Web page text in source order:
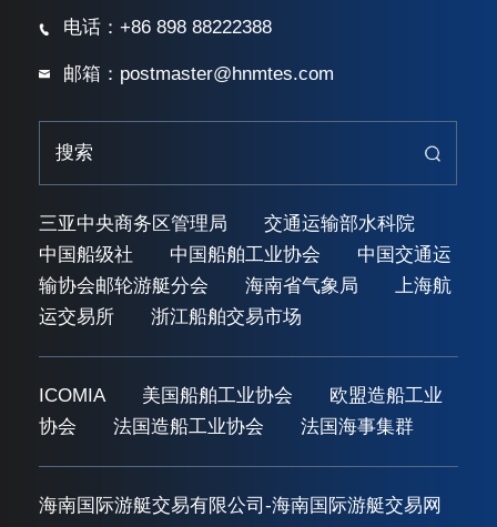
电话：+86 898 88222388
邮箱：postmaster@hnmtes.com
三亚中央商务区管理局
交通运输部水科院
中国船级社
中国船舶工业协会
中国交通运
输协会邮轮游艇分会
海南省气象局
上海航
运交易所
浙江船舶交易市场
ICOMIA 美国船舶工业协会
欧盟造船工业
协会
法国造船工业协会 法国海事集群
海南国际游艇交易有限公司-海南国际游艇交易网